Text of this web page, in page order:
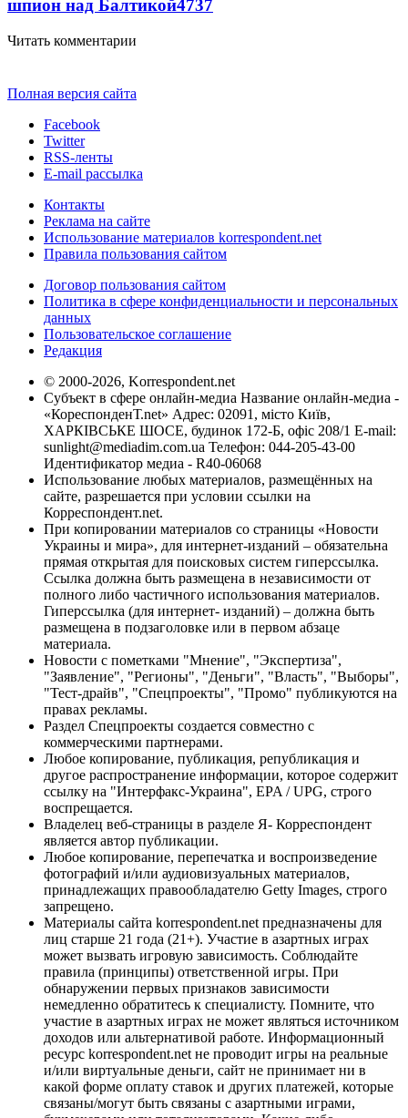
шпион над Балтикой4737
Читать комментарии
Полная версия сайта
Facebook
Twitter
RSS-ленты
E-mail рассылка
Контакты
Реклама на сайте
Использование материалов korrespondent.net
Правила пользования сайтом
Договор пользования сайтом
Политика в сфере конфиденциальности и персональных
данных
Пользовательское соглашение
Редакция
© 2000-2026, Korrespondent.net
Субъект в сфере онлайн-медиа Название онлайн-медиа -
«КореспонденТ.net» Адрес: 02091, місто Київ,
ХАРКІВСЬКЕ ШОСЕ, будинок 172-Б, офіс 208/1 E-mail:
sunlight@mediadim.com.ua Телефон: 044-205-43-00
Идентификатор медиа - R40-06068
Использование любых материалов, размещённых на
сайте, разрешается при условии ссылки на
Корреспондент.net.
При копировании материалов со страницы «Новости
Украины и мира», для интернет-изданий – обязательна
прямая открытая для поисковых систем гиперссылка.
Ссылка должна быть размещена в независимости от
полного либо частичного использования материалов.
Гиперссылка (для интернет- изданий) – должна быть
размещена в подзаголовке или в первом абзаце
материала.
Новости с пометками "Мнение", "Экспертиза",
"Заявление", "Регионы", "Деньги", "Власть", "Выборы",
"Тест-драйв", "Спецпроекты", "Промо" публикуются на
правах рекламы.
Раздел Спецпроекты создается совместно с
коммерческими партнерами.
Любое копирование, публикация, републикация и
другое распространение информации, которое содержит
ссылку на "Интерфакс-Украина", EPA / UPG, строго
воспрещается.
Владелец веб-страницы в разделе Я- Корреспондент
является автор публикации.
Любое копирование, перепечатка и воспроизведение
фотографий и/или аудиовизуальных материалов,
принадлежащих правообладателю Getty Images, строго
запрещено.
Материалы сайта korrespondent.net предназначены для
лиц старше 21 года (21+). Участие в азартных играх
может вызвать игровую зависимость. Соблюдайте
правила (принципы) ответственной игры. При
обнаружении первых признаков зависимости
немедленно обратитесь к специалисту. Помните, что
участие в азартных играх не может являться источником
доходов или альтернативой работе. Информационный
ресурс korrespondent.net не проводит игры на реальные
и/или виртуальные деньги, сайт не принимает ни в
какой форме оплату ставок и других платежей, которые
связаны/могут быть связаны с азартными играми,